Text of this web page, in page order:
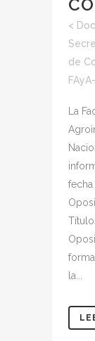
<
de
La
fecha
la...